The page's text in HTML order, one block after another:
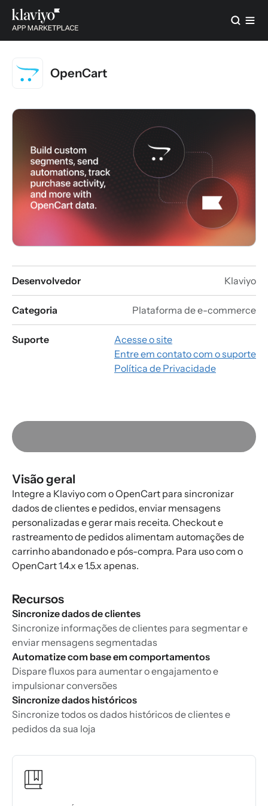
OpenCart
Desenvolvedor Klaviyo
Categoria Plataforma de e-commerce
Suporte
Acesse o site
Entre em contato com o suporte
Política de Privacidade
Visão geral
Integre a Klaviyo com o OpenCart para sincronizar
dados de clientes e pedidos, enviar mensagens
personalizadas e gerar mais receita. Checkout e
rastreamento de pedidos alimentam automações de
carrinho abandonado e pós-compra. Para uso com o
OpenCart 1.4.x e 1.5.x apenas.
Recursos
Sincronize dados de clientes
Sincronize informações de clientes para segmentar e
enviar mensagens segmentadas
Automatize com base em comportamentos
Dispare fluxos para aumentar o engajamento e
impulsionar conversões
Sincronize dados históricos
Sincronize todos os dados históricos de clientes e
pedidos da sua loja